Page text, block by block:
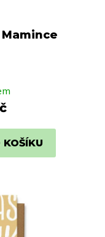
Mamince
KOŠÍKU